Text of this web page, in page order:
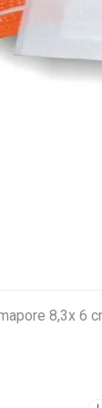
Curativo